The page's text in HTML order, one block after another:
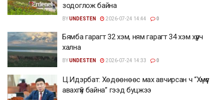
зодоглож байна
BYUNDESTEN 2026-07-24 14:44 0
Бямба гарагт 32 хэм, ням гарагт 34 хэм хүрч
хална
BYUNDESTEN 2026-07-24 14:33 0
Ц.Идэрбат: Хөдөөнөөс мах авчирсан ч “Хүмүүс
авахгүй байна” гээд буцжээ